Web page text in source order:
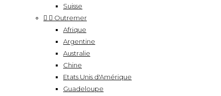
Suisse
  Outremer
Afrique
Argentine
Australie
Chine
Etats Unis d'Amérique
Guadeloupe